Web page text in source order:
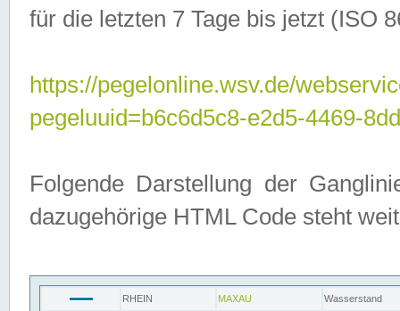
für die letzten 7 Tage bis jetzt (ISO
https://pegelonline.wsv.de/
pegeluuid=b6c6d5c8-e2d5-4469-
Folgende Darstellung der
dazugehörige HTML Code steht